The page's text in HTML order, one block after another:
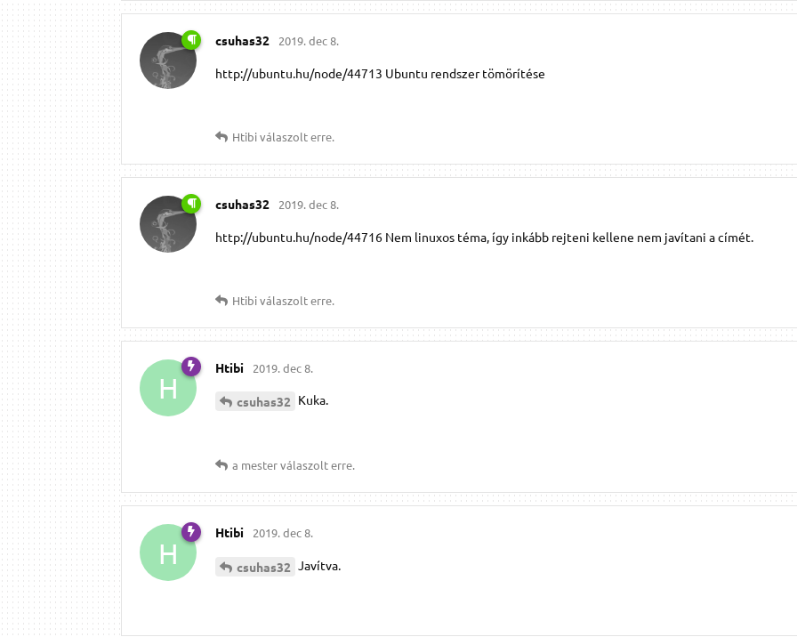
csuhas32 2019. dec 8.
http://ubuntu.hu/node/44713 Ubuntu rendszer tömörítése
Htibiválaszolt erre.
csuhas32 2019. dec 8.
http://ubuntu.hu/node/44716 Nem linuxos téma, így inkább rejteni kellene nem javítani a címét.
Htibiválaszolt erre.
H
Htibi 2019. dec 8.
csuhas32 Kuka.
a mesterválaszolt erre.
H
Htibi 2019. dec 8.
csuhas32 Javítva.